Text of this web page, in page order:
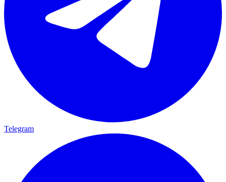
Telegram